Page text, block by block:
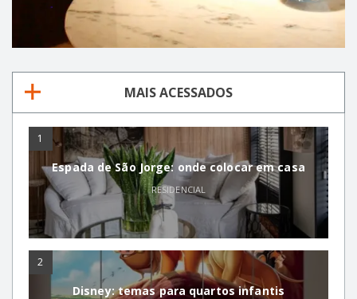
MAIS ACESSADOS
1
Espada de São Jorge: onde colocar em casa
RESIDENCIAL
2
Disney: temas para quartos infantis